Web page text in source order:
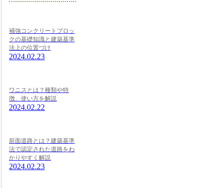
補強コンクリートブロッ
クの基礎知識と建築基準
法上の位置づけ
2024.02.23
ワニスとは？種類や特
徴、使い方を解説
2024.02.22
前面道路とは？建築基準
法で認定された道路をわ
かりやすく解説
2024.02.23